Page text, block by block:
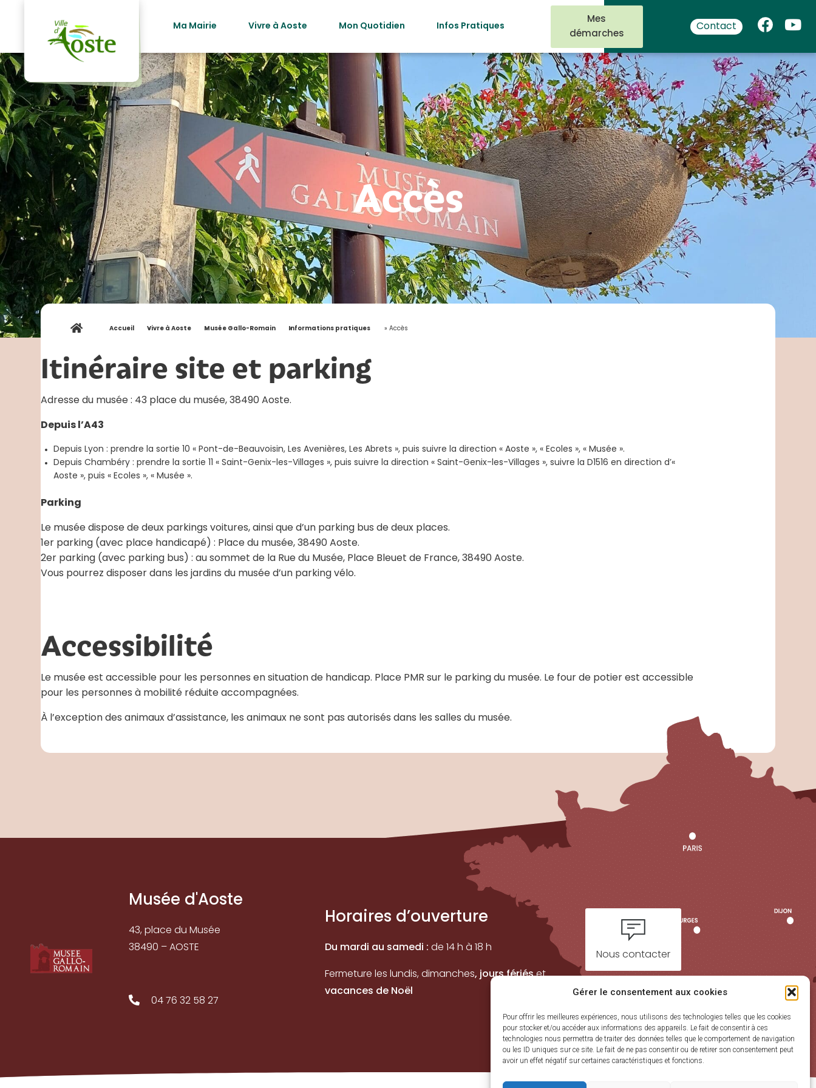
Gérer le consentement aux cookies
Pour offrir les meilleures expériences, nous utilisons des technologies telles que les cookies
pour stocker et/ou accéder aux informations des appareils. Le fait de consentir à ces
technologies nous permettra de traiter des données telles que le comportement de navigation
ou les ID uniques sur ce site. Le fait de ne pas consentir ou de retirer son consentement peut
avoir un effet négatif sur certaines caractéristiques et fonctions.
Ma Mairie
Vivre à Aoste Mon Quotidien Infos Pratiques
Mes
démarches
Contact
Accès
Accueil »
Vivre à Aoste »
Musée Gallo-Romain »
Informations pratiques »Accès
Itinéraire site et parking
Adresse du musée : 43 place du musée, 38490 Aoste.
Depuis l’A43
Depuis Lyon : prendre la sortie 10 « Pont-de-Beauvoisin, Les Avenières, Les Abrets », puis suivre la direction « Aoste », « Ecoles », « Musée ».
Depuis Chambéry : prendre la sortie 11 « Saint-Genix-les-Villages », puis suivre la direction « Saint-Genix-les-Villages », suivre la D1516 en direction d’«
Aoste », puis « Ecoles », « Musée ».
Parking
Le musée dispose de deux parkings voitures, ainsi que d’un parking bus de deux places.
1er parking (avec place handicapé) : Place du musée, 38490 Aoste.
2er parking (avec parking bus) : au sommet de la Rue du Musée, Place Bleuet de France, 38490 Aoste.
Vous pourrez disposer dans les jardins du musée d’un parking vélo.
Accessibilité
Le musée est accessible pour les personnes en situation de handicap. Place PMR sur le parking du musée. Le four de potier est accessible
pour les personnes à mobilité réduite accompagnées.
À l’exception des animaux d’assistance, les animaux ne sont pas autorisés dans les salles du musée.
Musée d'Aoste
43, place du Musée
38490 – AOSTE
04 76 32 58 27
Horaires d’ouverture
Du mardi au samedi : de 14 h à 18 h
Fermeture les lundis, dimanches, jours fériéset
vacances de Noël
Nous contacter